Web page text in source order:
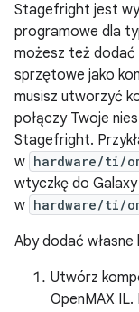
Stagefright jest
programowe dla
możesz też dodać
sprzętowe jako
musisz utworzyć
połączy Twoje
Stagefright.
w hardware/ti/
wtyczkę do
w hardware/ti/
Aby dodać własne
Utwórz
OpenMAX